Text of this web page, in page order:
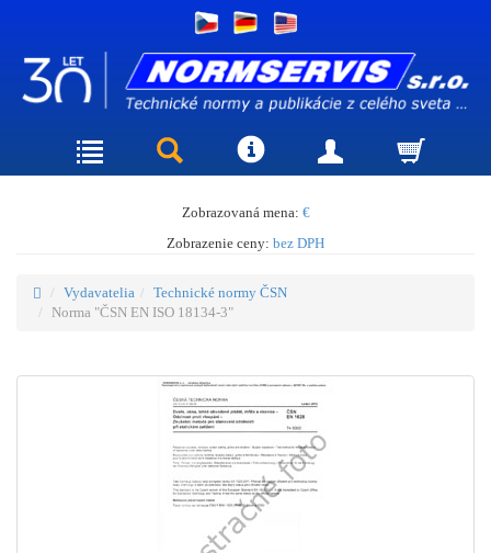
Zobrazovaná mena: €
Zobrazenie ceny: bez DPH
Vydavatelia
Technické normy ČSN
Norma "ČSN EN ISO 18134-3"